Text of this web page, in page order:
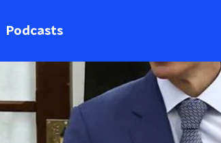
Podcasts